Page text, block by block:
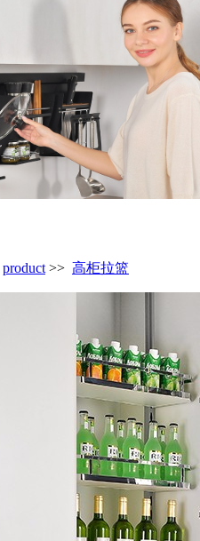
product >> 高柜拉篮